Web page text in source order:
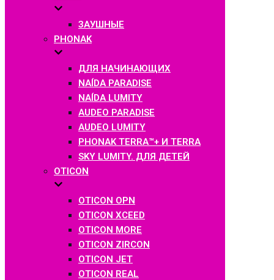
ЗАУШНЫЕ
PHONAK
ДЛЯ НАЧИНАЮЩИХ
NAÍDA PARADISE
NAÍDA LUMITY
AUDEO PARADISE
AUDEO LUMITY
PHONAK TERRA™+ И TERRA
SKY LUMITY. ДЛЯ ДЕТЕЙ
OTICON
OTICON OPN
OTICON XCEED
OTICON MORE
OTICON ZIRCON
OTICON JET
OTICON REAL